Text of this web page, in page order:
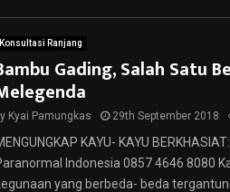
Konsultasi Ranjang
Gading, Salah Satu
Kyai Pamungkas 29th September 2018
KAYU- KAYU
Indonesia 0857 4646 8080
yang berbeda- beda